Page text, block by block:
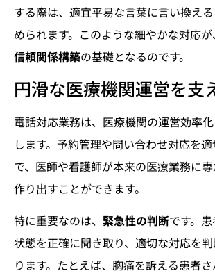
する際は、適宜平易な言葉に言い換え
められます。このような細やかな対応が、
信頼関係構築の基礎となるのです。
円滑な医療機関運営を支
電話対応業務は、医療機関の運営効率
します。予約管理や問い合わせ対応を
で、医師や看護師が本来の医療業務に
作り出すことができます。
特に重要なのは、 緊急性の判断です。
状態を正確に聞き取り、適切な対応を
ります。たとえば、胸痛を訴える患者